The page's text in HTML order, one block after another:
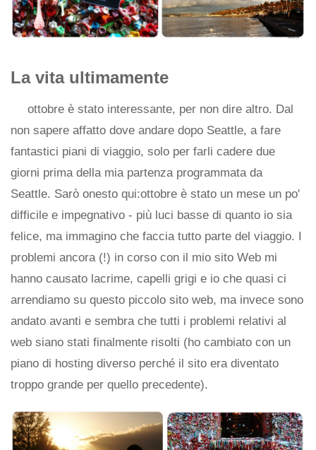
La vita ultimamente
ottobre è stato interessante, per non dire altro. Dal
non sapere affatto dove andare dopo Seattle, a fare
fantastici piani di viaggio, solo per farli cadere due
giorni prima della mia partenza programmata da
Seattle. Sarò onesto qui:ottobre è stato un mese un po'
difficile e impegnativo - più luci basse di quanto io sia
felice, ma immagino che faccia tutto parte del viaggio. I
problemi ancora (!) in corso con il mio sito Web mi
hanno causato lacrime, capelli grigi e io che quasi ci
arrendiamo su questo piccolo sito web, ma invece sono
andato avanti e sembra che tutti i problemi relativi al
web siano stati finalmente risolti (ho cambiato con un
piano di hosting diverso perché il sito era diventato
troppo grande per quello precedente).